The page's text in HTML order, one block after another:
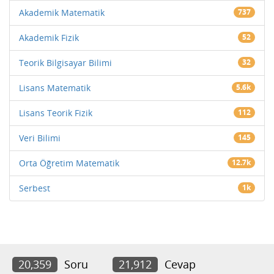
Akademik Matematik 737
Akademik Fizik 52
Teorik Bilgisayar Bilimi 32
Lisans Matematik 5.6k
Lisans Teorik Fizik 112
Veri Bilimi 145
Orta Öğretim Matematik 12.7k
Serbest 1k
20,359 Soru 21,912 Cevap